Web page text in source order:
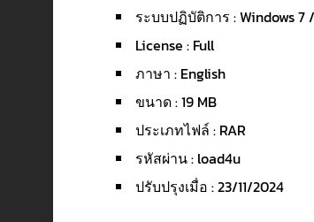
ระบบปฏิบัติการ : Windows 7
License : Full
ภาษา : English
ขนาด : 19 MB
ประเภทไฟล์ : RAR
รหัสผ่าน : load4u
ปรับปรุงเมื่อ : 23/11/2024